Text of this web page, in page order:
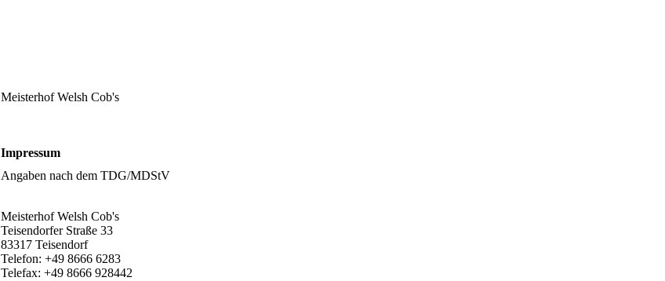
Meisterhof Welsh Cob's
Impressum
Angaben nach dem TDG/MDStV
Meisterhof Welsh Cob's
Teisendorfer Straße 33
83317 Teisendorf
Telefon: +49 8666 6283
Telefax: +49 8666 928442